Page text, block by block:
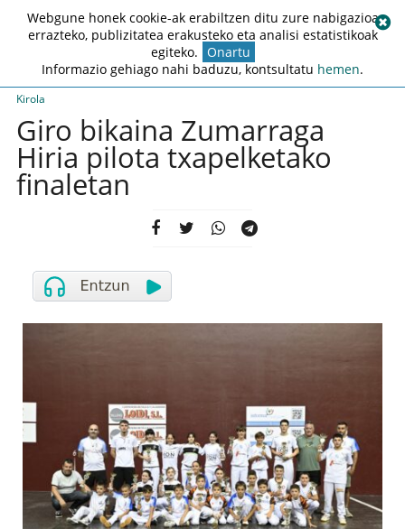
Kirola
Giro bikaina Zumarraga
Hiria pilota txapelketako
finaletan
Webgune honek cookie-ak erabiltzen ditu zure nabigazioa
errazteko, publizitatea erakusteko eta analisi estatistikoak
egiteko. Onartu
Informazio gehiago nahi baduzu, kontsultatu hemen.